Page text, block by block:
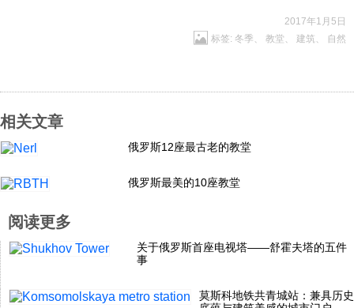
2017年1月5日
标签: 冬季 、 教堂 、 建筑 、 自然
相关文章
俄罗斯12座最古老的教堂
俄罗斯最美的10座教堂
阅读更多
关于俄罗斯首座电视塔——舒霍夫塔的五件
事
莫斯科地铁共青城站：兼具历史